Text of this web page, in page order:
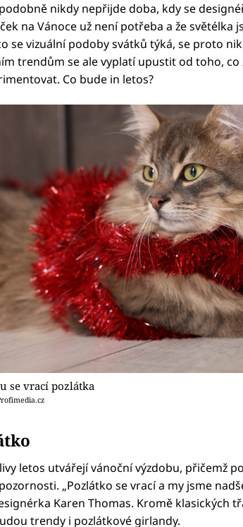
nikdy nepřijde doba, kdy se
na Vánoce už není potřeba a že světélka
se vizuální podoby svátků týká, se proto
trendům se ale vyplatí upustit od toho, co
Co bude in letos?
se vrací pozlátka
letos utvářejí vánoční výzdobu, přičemž
„Pozlátko se vrací a my jsme
Karen Thomas. Kromě klasických
trendy i pozlátkové girlandy.